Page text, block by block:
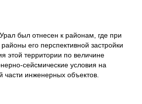
был отнесен к районам, где при
его перспективной застройки
этой территории по величине
сейсмические условия на
части инженерных объектов.